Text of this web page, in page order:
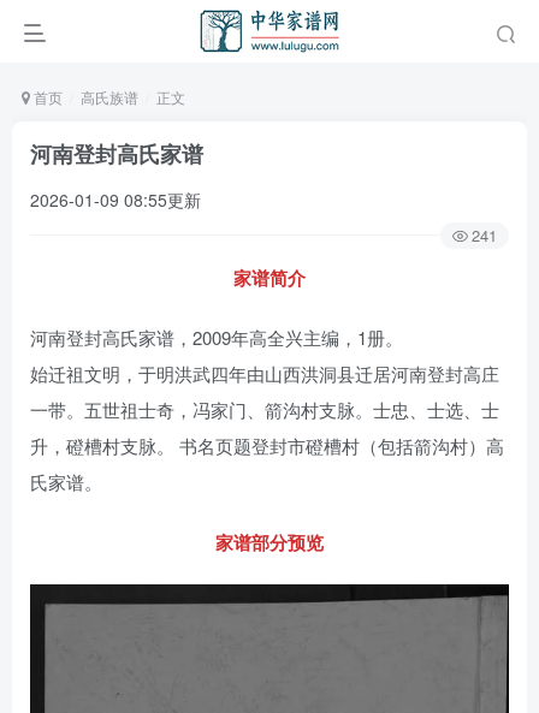
首页 高氏族谱 正文
河南登封高氏家谱
2026-01-09 08:55更新
241
家谱简介
河南登封高氏家谱，2009年高全兴主编，1册。
始迁祖文明，于明洪武四年由山西洪洞县迁居河南登封高庄
一带。五世祖士奇，冯家门、箭沟村支脉。士忠、士选、士
升，磴槽村支脉。 书名页题登封市磴槽村（包括箭沟村）高
氏家谱。
家谱部分预览